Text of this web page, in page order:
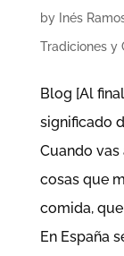
by Inés
Tradiciones y
Blog [Al
significado
Cuando vas
cosas que
comida,
En España